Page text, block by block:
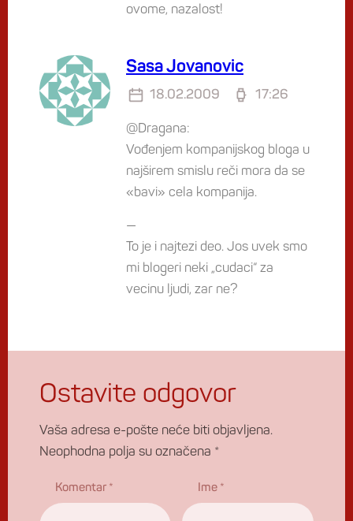
ovome, nazalost!
Sasa Jovanovic
18.02.2009 17:26
@Dragana:
Vođenjem kompanijskog bloga u
najširem smislu reči mora da se
«bavi» cela kompanija.
—
To je i najtezi deo. Jos uvek smo
mi blogeri neki „cudaci“ za
vecinu ljudi, zar ne?
Ostavite odgovor
Vaša adresa e-pošte neće biti objavljena.
Neophodna polja su označena *
Komentar * Ime *